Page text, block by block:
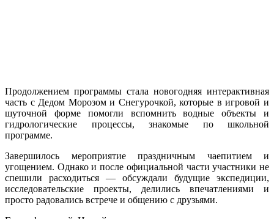
Продолжением программы стала новогодняя интерактивная
часть с Дедом Морозом и Снегурочкой, которые в игровой и
шуточной форме помогли вспомнить водные объекты и
гидрологические процессы, знакомые по школьной
программе.
Завершилось мероприятие праздничным чаепитием и
угощением. Однако и после официальной части участники не
спешили расходиться — обсуждали будущие экспедиции,
исследовательские проекты, делились впечатлениями и
просто радовались встрече и общению с друзьями.